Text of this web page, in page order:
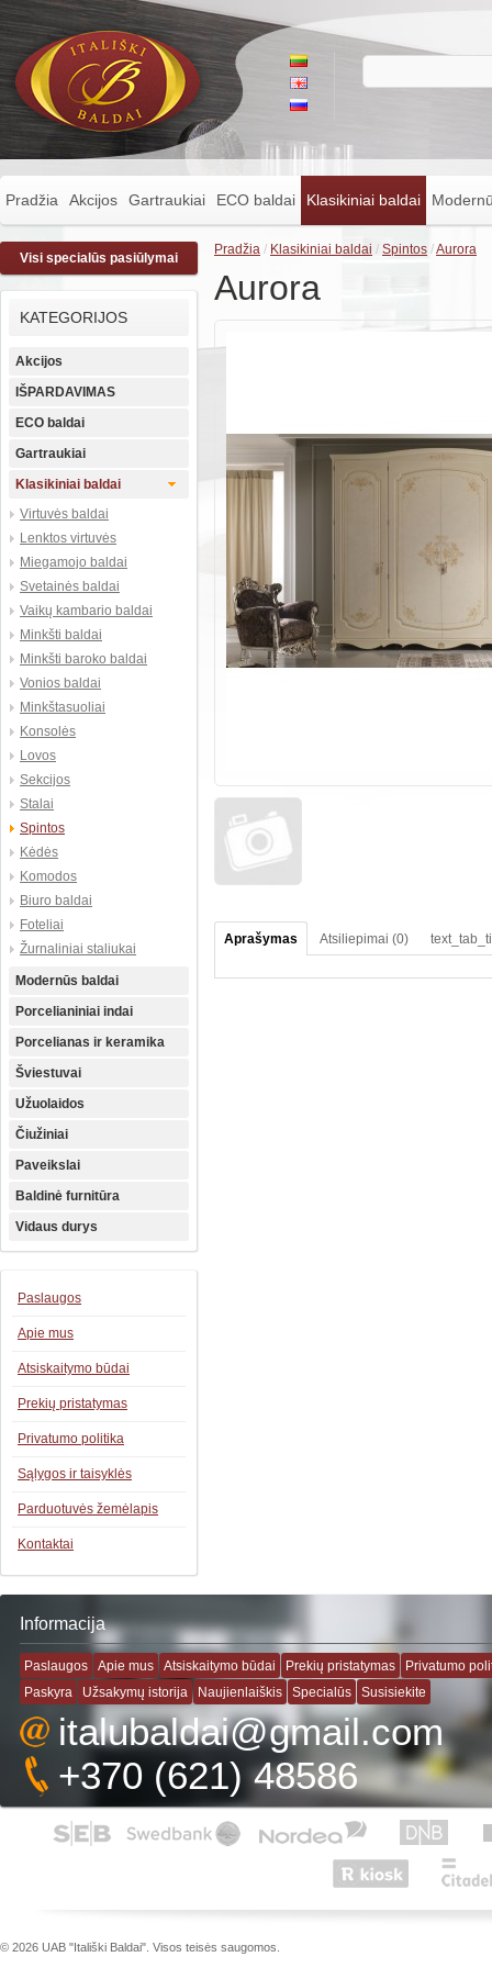
Pradžia Akcijos Gartraukiai ECO baldai Klasikiniai baldai
Visi specialūs pasiūlymai
KATEGORIJOS
Akcijos
IŠPARDAVIMAS
ECO baldai
Gartraukiai
Klasikiniai baldai
Virtuvės baldai
Lenktos virtuvės
Miegamojo baldai
Svetainės baldai
Vaikų kambario baldai
Minkšti baldai
Minkšti baroko baldai
Vonios baldai
Minkštasuoliai
Konsolės
Lovos
Sekcijos
Stalai
Spintos
Kėdės
Komodos
Biuro baldai
Foteliai
Žurnaliniai staliukai
Modernūs baldai
Porcelianiniai indai
Porcelianas ir keramika
Šviestuvai
Užuolaidos
Čiužiniai
Paveikslai
Baldinė furnitūra
Vidaus durys
Paslaugos
Apie mus
Atsiskaitymo būdai
Prekių pristatymas
Privatumo politika
Sąlygos ir taisyklės
Parduotuvės žemėlapis
Kontaktai
Pradžia / Klasikiniai baldai / Spintos /Aurora
Aurora
Aprašymas Atsiliepimai (0)
Informacija
Paslaugos Apie mus Atsiskaitymo būdai Prekių pristatymas
Privatumo
Paskyra
Užsakymų istorija Naujienlaiškis Specialūs Susisiekite
italubaldai@gmail.com
+370 (621) 48586
© 2026 UAB "Itališki Baldai". Visos teisės saugomos.